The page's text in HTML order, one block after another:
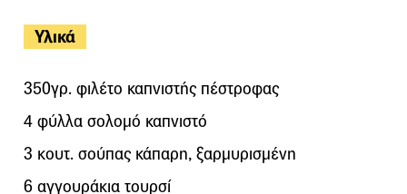
Υλικά
350γρ. φιλέτο καπνιστής πέστροφας
4 φύλλα σολομό καπνιστό
3 κουτ. σούπας κάπαρη, ξαρμυρισμένη
6 αγγουράκια τουρσί